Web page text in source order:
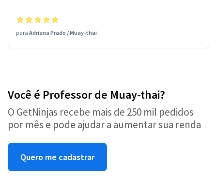
para Adriana Prado /Muay-thai
Você é Professor de Muay-thai?
O GetNinjas recebe mais de 250 mil pedidos
por mês e pode ajudar a aumentar sua renda
Quero me cadastrar